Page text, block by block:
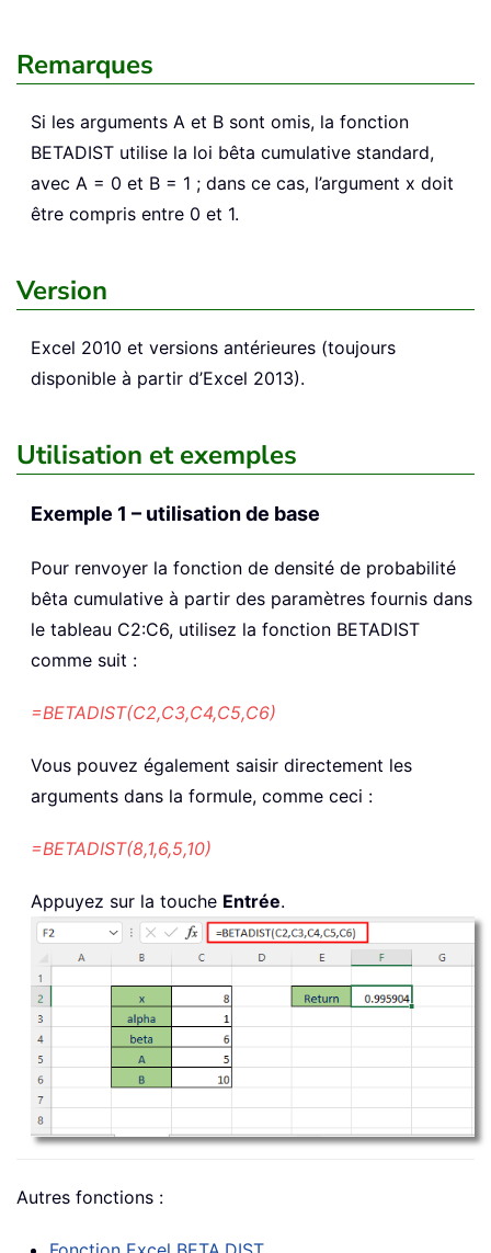
Remarques
Si les arguments A et B sont omis, la fonction
BETADIST utilise la loi bêta cumulative standard,
avec A = 0 et B = 1 ; dans ce cas, l’argument x doit
être compris entre 0 et 1.
Version
Excel 2010 et versions antérieures (toujours
disponible à partir d’Excel 2013).
Utilisation et exemples
Exemple 1 – utilisation de base
Pour renvoyer la fonction de densité de probabilité
bêta cumulative à partir des paramètres fournis dans
le tableau C2:C6, utilisez la fonction BETADIST
comme suit :
=BETADIST(C2,C3,C4,C5,C6)
Vous pouvez également saisir directement les
arguments dans la formule, comme ceci :
=BETADIST(8,1,6,5,10)
Appuyez sur la touche Entrée.
Autres fonctions :